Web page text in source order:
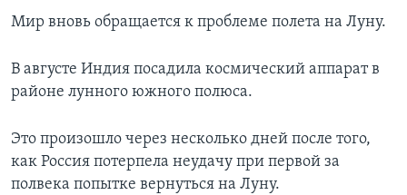
Мир вновь обращается к проблеме полета на Луну.
В августе Индия посадила космический аппарат в
районе лунного южного полюса.
Это произошло через несколько дней после того,
как Россия потерпела неудачу при первой за
полвека попытке вернуться на Луну.